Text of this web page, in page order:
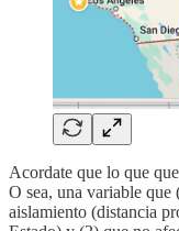
Acordate que lo que
O sea, una variable que
aislamiento (distancia